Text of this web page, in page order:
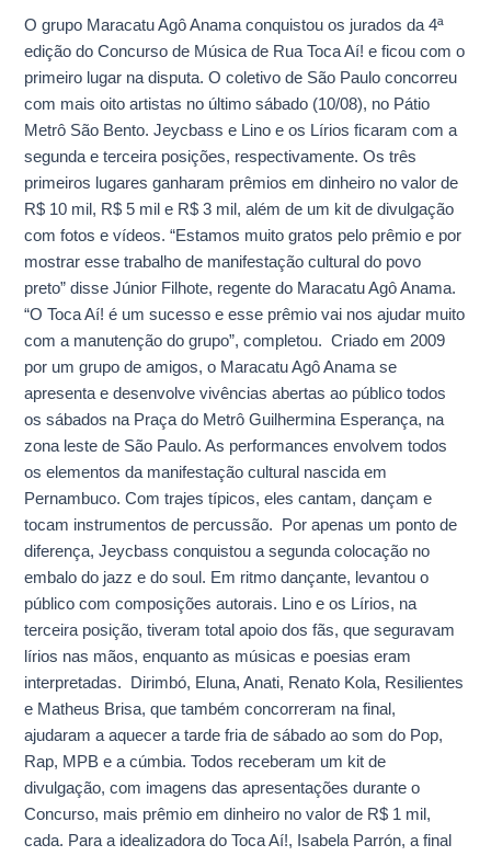
O grupo Maracatu Agô Anama conquistou os jurados da 4ª
edição do Concurso de Música de Rua Toca Aí! e ficou com o
primeiro lugar na disputa. O coletivo de São Paulo concorreu
com mais oito artistas no último sábado (10/08), no Pátio
Metrô São Bento. Jeycbass e Lino e os Lírios ficaram com a
segunda e terceira posições, respectivamente. Os três
primeiros lugares ganharam prêmios em dinheiro no valor de
R$ 10 mil, R$ 5 mil e R$ 3 mil, além de um kit de divulgação
com fotos e vídeos. “Estamos muito gratos pelo prêmio e por
mostrar esse trabalho de manifestação cultural do povo
preto” disse Júnior Filhote, regente do Maracatu Agô Anama.
“O Toca Aí! é um sucesso e esse prêmio vai nos ajudar muito
com a manutenção do grupo”, completou. Criado em 2009
por um grupo de amigos, o Maracatu Agô Anama se
apresenta e desenvolve vivências abertas ao público todos
os sábados na Praça do Metrô Guilhermina Esperança, na
zona leste de São Paulo. As performances envolvem todos
os elementos da manifestação cultural nascida em
Pernambuco. Com trajes típicos, eles cantam, dançam e
tocam instrumentos de percussão. Por apenas um ponto de
diferença, Jeycbass conquistou a segunda colocação no
embalo do jazz e do soul. Em ritmo dançante, levantou o
público com composições autorais. Lino e os Lírios, na
terceira posição, tiveram total apoio dos fãs, que seguravam
lírios nas mãos, enquanto as músicas e poesias eram
interpretadas. Dirimbó, Eluna, Anati, Renato Kola, Resilientes
e Matheus Brisa, que também concorreram na final,
ajudaram a aquecer a tarde fria de sábado ao som do Pop,
Rap, MPB e a cúmbia. Todos receberam um kit de
divulgação, com imagens das apresentações durante o
Concurso, mais prêmio em dinheiro no valor de R$ 1 mil,
cada. Para a idealizadora do Toca Aí!, Isabela Parrón, a final
Rua
Toca
Aí!